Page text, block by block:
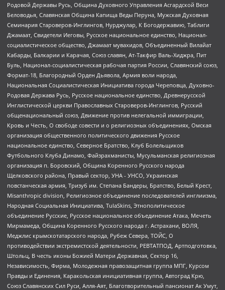
Родовой Державы Русь, Община Духовного Управления Асгардской Веси
Беловодья, Славянская Община Капища Веды Перуна, Мужская Духовная
Семинария Староверов-Инглингов, Нурджулар, К Богодержавию, Таблиги
Джамаат, Свидетели Иеговы, Русское национальное единство, Национал-
социалистическое общество, Джамаат мувахидов, Объединенный Вилайат
Кабарды, Балкарии и Карачая, Союз славян, Ат-Такфир Валь-Хиджра, Пит
Буль, Национал-социалистическая рабочая партия России, Славянский союз,
Формат-18, Благородный Орден Дьявола, Армия воли народа,
Национальная Социалистическая Инициатива города Череповца, Духовно-
Родовая Держава Русь, Русское национальное единство, Древнерусской
Инглистической церкви Православных Староверов-Инглингов, Русский
общенациональный союз, Движение против нелегальной иммиграции,
Кровь и Честь, О свободе совести и о религиозных объединениях, Омская
организация общественного политического движения Русское
национальное единство, Северное Братство, Клуб Болельщиков
Футбольного Клуба Динамо, Файзрахманисты, Мусульманская религиозная
организация п. Боровский, Община Коренного Русского народа
Щелковского района, Правый сектор, УНА - УНСО, Украинская
повстанческая армия, Тризуб им. Степана Бандеры, Братство, Белый Крест,
Misanthropic division, Религиозное объединение последователей инглиизма,
Народная Социальная Инициатива, TulaSkins, Этнополитическое
объединение Русские, Русское национальное объединение Атака, Мечеть
Мирмамеда, Община Коренного Русского народа г. Астрахани, ВОЛЯ,
Меджлис крымскотатарского народа, Рубеж Севера, ТОЙС, О
противодействии экстремистской деятельности, РЕВТАТПОД, Артподготовка,
Штольц, В честь иконы Божией Матери Державная, Сектор 16,
Независимость, Фирма, Молодежная правозащитная группа МПГ, Курсом
Правды и Единения, Каракольская инициативная группа, Автоград Крю,
Союз Славянских Сил Руси, Алля-Аят, Благотворительный пансионат Ак Умут,